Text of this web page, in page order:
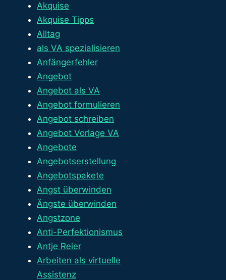
Akquise
Akquise Tipps
Alltag
als VA spezialisieren
Anfängerfehler
Angebot
Angebot als VA
Angebot formulieren
Angebot schreiben
Angebot Vorlage VA
Angebote
Angebotserstellung
Angebotspakete
Angst überwinden
Ängste überwinden
Angstzone
Anti-Perfektionismus
Antje Reier
Arbeiten als virtuelle
Assistenz